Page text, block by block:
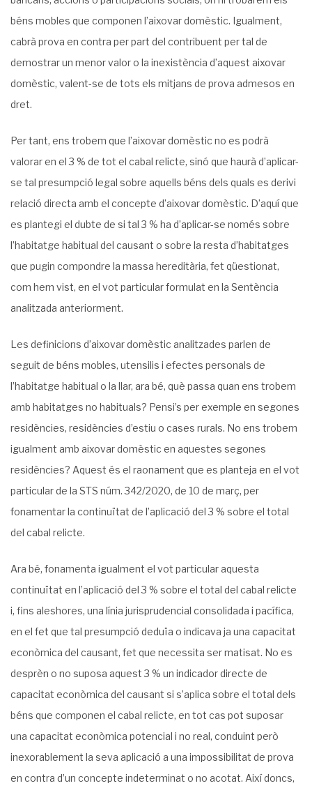
béns mobles que componen l’aixovar domèstic. Igualment,
cabrà prova en contra per part del contribuent per tal de
demostrar un menor valor o la inexistència d’aquest aixovar
domèstic, valent-se de tots els mitjans de prova admesos en
dret.
Per tant, ens trobem que l’aixovar domèstic no es podrà
valorar en el 3 % de tot el cabal relicte, sinó que haurà d’aplicar-
se tal presumpció legal sobre aquells béns dels quals es derivi
relació directa amb el concepte d’aixovar domèstic. D’aquí que
es plantegi el dubte de si tal 3 % ha d’aplicar-se només sobre
l’habitatge habitual del causant o sobre la resta d’habitatges
que pugin compondre la massa hereditària, fet qüestionat,
com hem vist, en el vot particular formulat en la Sentència
analitzada anteriorment.
Les definicions d’aixovar domèstic analitzades parlen de
seguit de béns mobles, utensilis i efectes personals de
l’habitatge habitual o la llar, ara bé, què passa quan ens trobem
amb habitatges no habituals? Pensi’s per exemple en segones
residències, residències d’estiu o cases rurals. No ens trobem
igualment amb aixovar domèstic en aquestes segones
residències? Aquest és el raonament que es planteja en el vot
particular de la STS núm. 342/2020, de 10 de març, per
fonamentar la continuïtat de l’aplicació del 3 % sobre el total
del cabal relicte.
Ara bé, fonamenta igualment el vot particular aquesta
continuïtat en l’aplicació del 3 % sobre el total del cabal relicte
i, fins aleshores, una línia jurisprudencial consolidada i pacífica,
en el fet que tal presumpció deduïa o indicava ja una capacitat
econòmica del causant, fet que necessita ser matisat. No es
desprèn o no suposa aquest 3 % un indicador directe de
capacitat econòmica del causant si s’aplica sobre el total dels
béns que componen el cabal relicte, en tot cas pot suposar
una capacitat econòmica potencial i no real, conduint però
inexorablement la seva aplicació a una impossibilitat de prova
en contra d’un concepte indeterminat o no acotat. Així doncs,